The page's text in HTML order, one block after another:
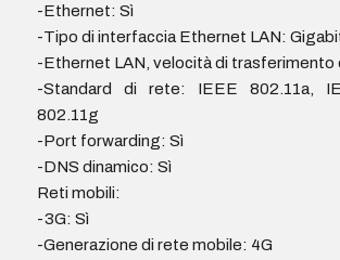
-Ethernet: Sì
-Tipo di interfaccia Ethernet LAN:
-Ethernet LAN, velocità di trasferimento
-Standard di rete: IEEE 802.11a,
802.11g
-Port forwarding: Sì
-DNS dinamico: Sì
Reti mobili:
-3G: Sì
-Generazione di rete mobile: 4G